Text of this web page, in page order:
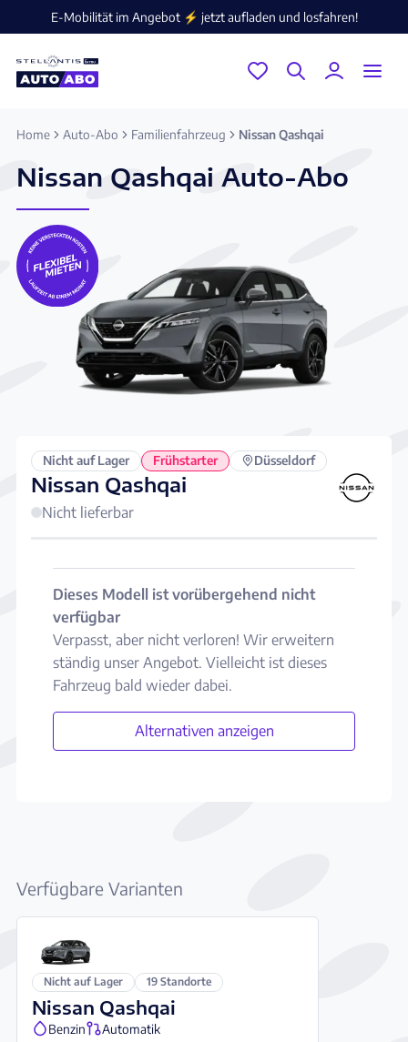
E-Mobilität im Angebot ⚡️ jetzt aufladen und losfahren!
Home Auto-Abo Familienfahrzeug Nissan Qashqai
Nissan Qashqai Auto-Abo
Nicht auf Lager Frühstarter Düsseldorf
Nissan Qashqai
Nicht lieferbar
Dieses Modell ist vorübergehend nicht
verfügbar
Verpasst, aber nicht verloren! Wir erweitern
ständig unser Angebot. Vielleicht ist dieses
Fahrzeug bald wieder dabei.
Alternativen anzeigen
Verfügbare Varianten
Nicht auf Lager 19 Standorte
Nissan Qashqai
Benzin Automatik